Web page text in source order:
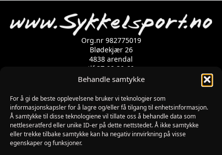
Behandle samtykke
For å gi de beste opplevelsene bruker vi teknologier som
informasjonskapsler for å lagre og/eller få tilgang til enhetsinformasjon.
Å samtykke til disse teknologiene vil tillate oss å behandle data som
nettleseratferd eller unike ID-er på dette nettstedet. Å ikke samtykke
eller trekke tilbake samtykke kan ha negativ innvirkning på visse
egenskaper og funksjoner.
Org.nr 982775019
Blødekjær 26
4838 arendal
tlf 37 02 39 60
Kontaktskjema
Åpningstider
MANDAG-FREDAG: 09:00-17:00
LØRDAG: 10:00-15:00
SØNDAG: STENGT